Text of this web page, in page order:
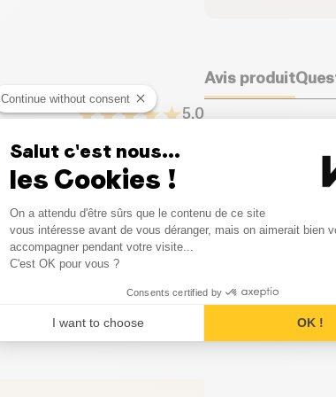
5.0
2
0 avis
0 avis
0 avis
Avis produit
Il semblerait
premier à en
Laisser votre
Continue without consent
Salut c'est nous...
les Cookies !
Consent Management
On a attendu d'être sûrs que le contenu de ce site
vous intéresse avant de vous déranger, mais on aimerait bien
accompagner pendant votre visite...
C'est OK pour vous ?
Consents certified by
I want to choose OK !
Axeptio consent